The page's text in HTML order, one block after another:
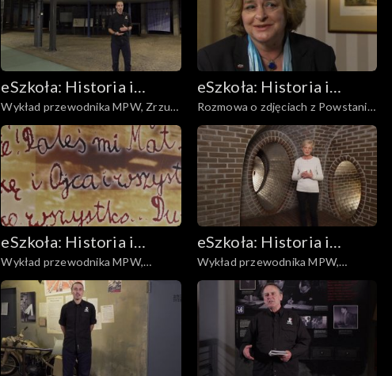
eSzkoła: Historia i
Literatura
Wykład przewodnika MPW, Zrzuty
lotnicze
eSzkoła: Historia i
Literatura
Rozmowa o zdjęciach z Powstania,
Warszawa Przedwojenna
eSzkoła: Historia i
Literatura
Wykład przewodnika MPW,
Modlitwa
eSzkoła: Historia i
Literatura
Wykład przewodnika MPW,
Kanały